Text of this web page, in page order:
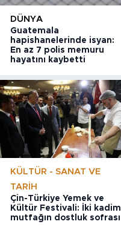
DÜNYA
Guatemala
hapishanelerinde isyan:
En az 7 polis memuru
hayatını kaybetti
KÜLTÜR - SANAT VE
TARIH
Çin-Türkiye Yemek ve
Kültür Festivali: İki kadim
mutfağın dostluk sofrası